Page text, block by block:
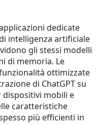
dedicate
intelligenza artificiale
gli stessi modelli
di memoria. Le
ottimizzate
di ChatGPT su
dispositivi mobili e
caratteristiche
più efficienti in